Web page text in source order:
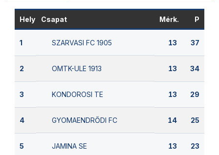
Hely Csapat Mérk. P
1 SZARVASI FC 1905 13 37
2 OMTK-ULE 1913 13 34
3 KONDOROSI TE 13 29
4 GYOMAENDRŐDI FC 14 25
5 JAMINA SE 13 23